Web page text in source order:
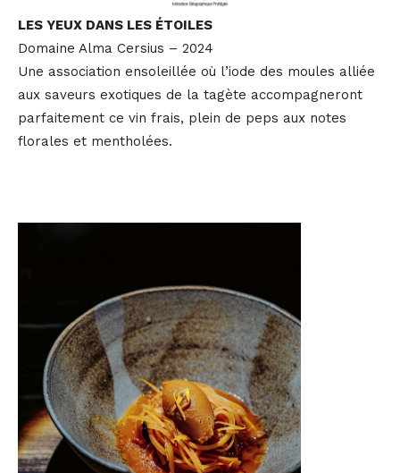
LES YEUX DANS LES ÉTOILES
Domaine Alma Cersius – 2024
Une association ensoleillée où l’iode des moules alliée
aux saveurs exotiques de la tagète accompagneront
parfaitement ce vin frais, plein de peps aux notes
florales et mentholées.